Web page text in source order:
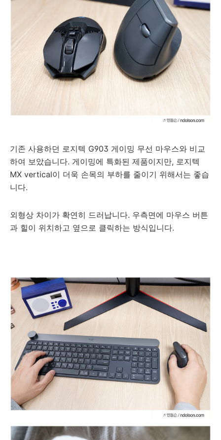
기존 사용하던 로지텍 G903 게이밍 무선 마우스와 비교
하여 보았습니다. 게이밍에 특화된 제품이지만, 로지텍
MX vertical이 더욱 손목의 부하를 줄이기 위해서는 좋습
니다.
외형상 차이가 확연히 드러납니다. 우측면에 마우스 버튼
과 힐이 위치하고 옆으로 클릭하는 방식입니다.